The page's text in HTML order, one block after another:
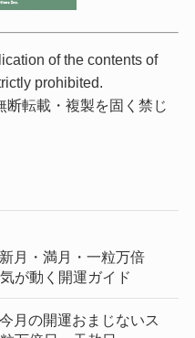
of the contents of
prohibited.
断転載・複製を固く禁じ
月・満月・一粒万倍
が動く開運ガイド
月の開運おまじないス